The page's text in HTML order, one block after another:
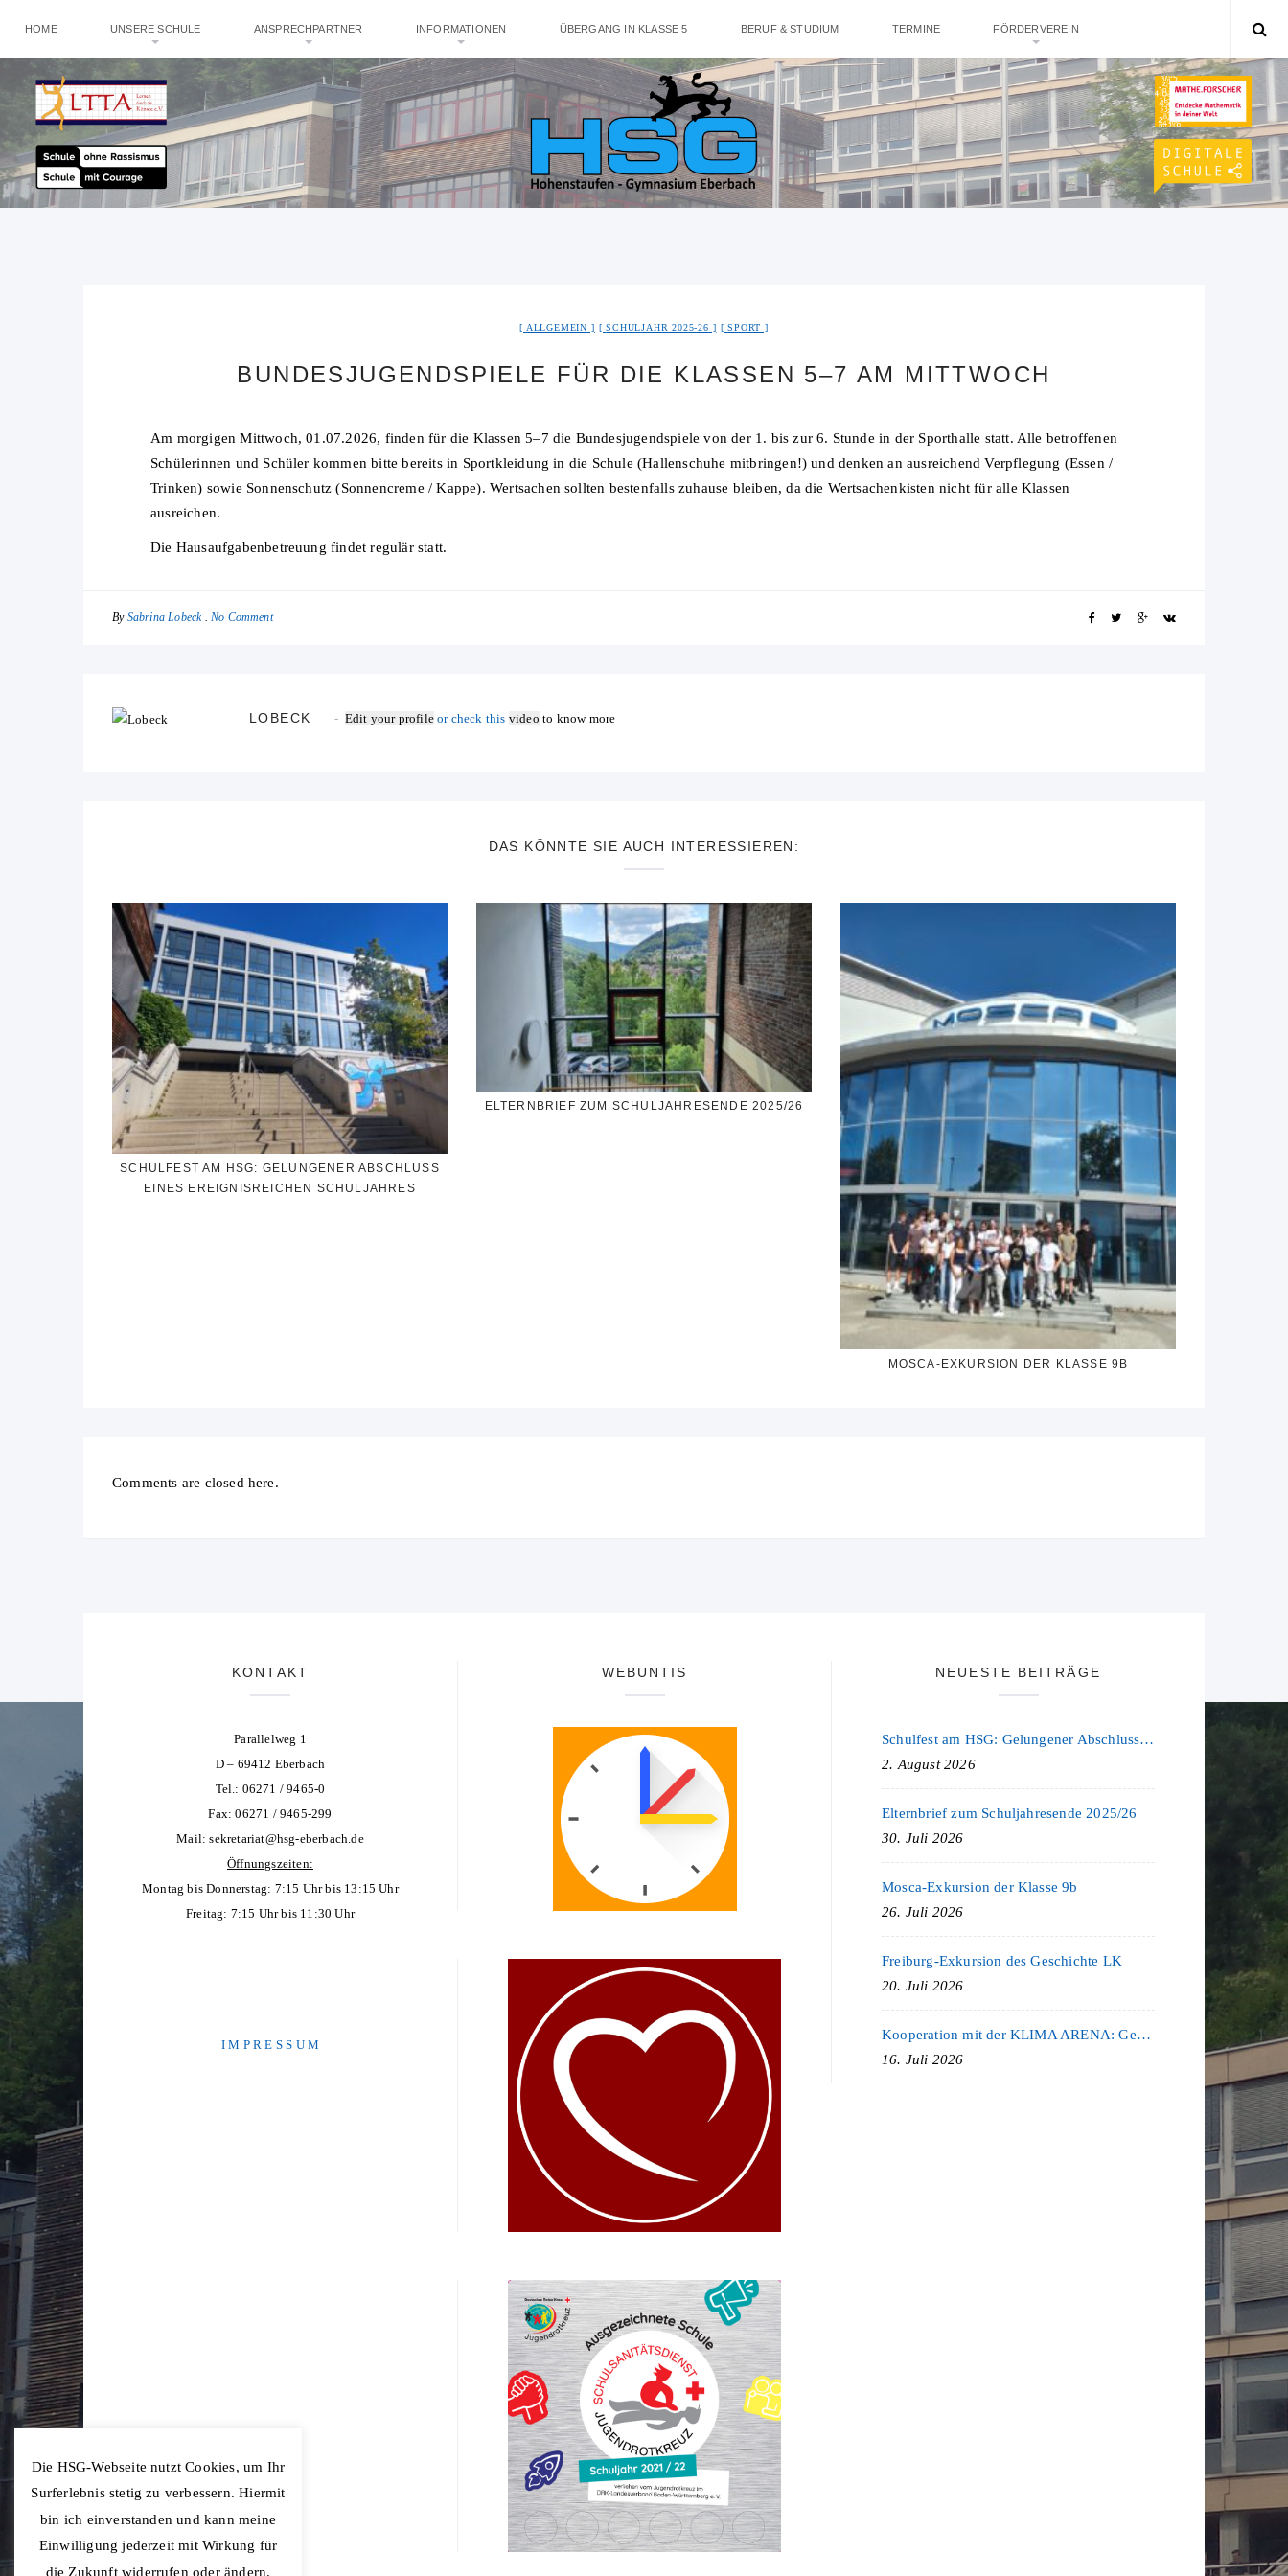
HOME UNSERE SCHULE ANSPRECHPARTNER INFORMATIONEN ÜBERGANG IN KLASSE 5 BERUF & STUDIUM TERMINE FÖRDERVEREIN
ALLGEMEIN SCHULJAHR 2025-26 SPORT
BUNDESJUGENDSPIELE FÜR DIE KLASSEN 5–7 AM MITTWOCH
Am morgigen Mittwoch, 01.07.2026, finden für die Klassen 5–7 die Bundesjugendspiele von der 1. bis zur 6. Stunde in der Sporthalle statt. Alle betroffenen
Schülerinnen und Schüler kommen bitte bereits in Sportkleidung in die Schule (Hallenschuhe mitbringen!) und denken an ausreichend Verpflegung (Essen /
Trinken) sowie Sonnenschutz (Sonnencreme / Kappe). Wertsachen sollten bestenfalls zuhause bleiben, da die Wertsachenkisten nicht für alle Klassen
ausreichen.
Die Hausaufgabenbetreuung findet regulär statt.
By Sabrina Lobeck No Comment
LOBECK Edit your profileor check this video to know more
DAS KÖNNTE SIE AUCH INTERESSIEREN:
SCHULFEST AM HSG: GELUNGENER ABSCHLUSS
EINES EREIGNISREICHEN SCHULJAHRES
ELTERNBRIEF ZUM SCHULJAHRESENDE 2025/26
MOSCA-EXKURSION DER KLASSE 9B
Comments are closed here.
KONTAKT
Parallelweg 1
D – 69412 Eberbach
Tel.: 06271 / 9465-0
Fax: 06271 / 9465-299
Mail:sekretariat@hsg-eberbach.de
Öffnungszeiten:
Montag bis Donnerstag: 7:15 Uhr bis 13:15 Uhr
Freitag: 7:15 Uhr bis 11:30 Uhr
I M P R E S S U M
WEBUNTIS NEUESTE BEITRÄGE
Schulfest am HSG: Gelungener Abschluss eines ereignisreichen Schuljahres
2. August 2026
Elternbrief zum Schuljahresende 2025/26
30. Juli 2026
Mosca-Exkursion der Klasse 9b
26. Juli 2026
Freiburg-Exkursion des Geschichte LK
20. Juli 2026
Kooperation mit der KLIMA ARENA: Gemeinsam für Nachhaltigkeit und Klimaschutz
16. Juli 2026
Die HSG-Webseite nutzt Cookies, um Ihr
Surferlebnis stetig zu verbessern. Hiermit
bin ich einverstanden und kann meine
Einwilligung jederzeit mit Wirkung für
die Zukunft widerrufen oder ändern.